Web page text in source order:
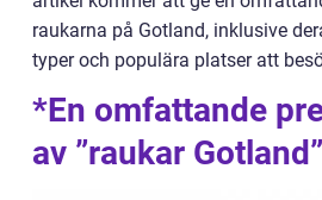
raukarna på Gotland, inklusive
typer och populära platser att
*En omfattande
av ”raukar